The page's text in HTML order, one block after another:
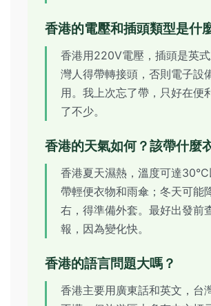
香港的電壓和插頭類型是什
香港用220V電壓，插頭是英
灣人得帶轉接頭，否則電子設
用。我上次忘了帶，只好在便
了不少。
香港的天氣如何？該帶什麼
香港夏天濕熱，溫度可達
帶輕便衣物和雨傘；冬天可能
右，得準備外套。最好出發前
報，因為變化快。
香港的語言問題大嗎？
香港主要用廣東話和英文，台